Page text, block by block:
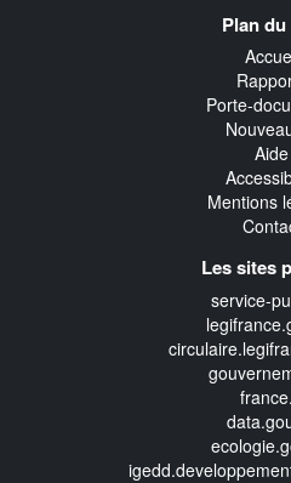
Plan
Porte-
Aide
Mentions
Les sites
service-